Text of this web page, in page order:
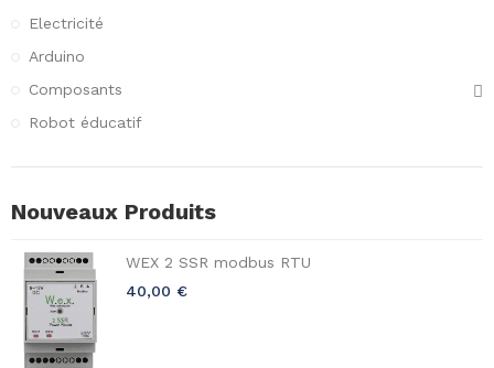
Electricité
Arduino
Composants
Robot éducatif
Nouveaux Produits
WEX 2 SSR modbus RTU
40,00 €